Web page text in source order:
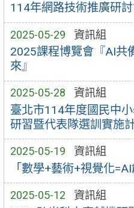
114年網路技術推廣研
2025-05-29 資訊組
2025課程博覽會『AI共
來』
2025-05-28 資訊組
臺北市114年度國民中
研習暨代表隊選訓實施
2025-05-19 資訊組
「數學+藝術+視覺化
2025-05-12 資訊組